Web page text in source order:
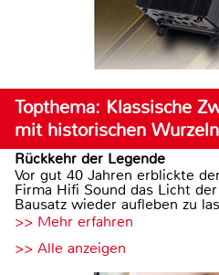
Topthema: Klassische
mit historischen Wurzeln
Rückkehr der Legende
Vor gut 40 Jahren erblickte
Firma Hifi Sound das Licht
Bausatz wieder aufleben zu
>> Mehr erfahren
>> Alle anzeigen